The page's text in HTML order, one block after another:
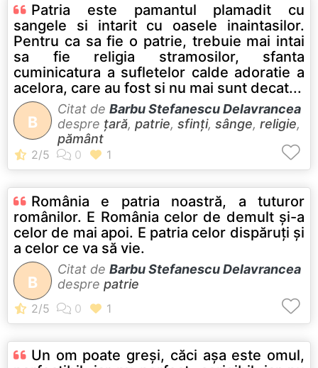
Patria este pamantul plamadit cu
sangele si intarit cu oasele inaintasilor.
Pentru ca sa fie o patrie, trebuie mai intai
sa fie religia stramosilor, sfanta
cuminicatura a sufletelor calde adoratie a
acelora, care au fost si nu mai sunt decat...
B
Citat de Barbu Stefanescu Delavrancea
despre țară, patrie, sfinți, sânge, religie,
pământ
România e patria noastră, a tuturor
românilor. E România celor de demult şi-a
celor de mai apoi. E patria celor dispăruţi şi
a celor ce va să vie.
B
Citat de Barbu Stefanescu Delavrancea
despre patrie
Un om poate greşi, căci aşa este omul,